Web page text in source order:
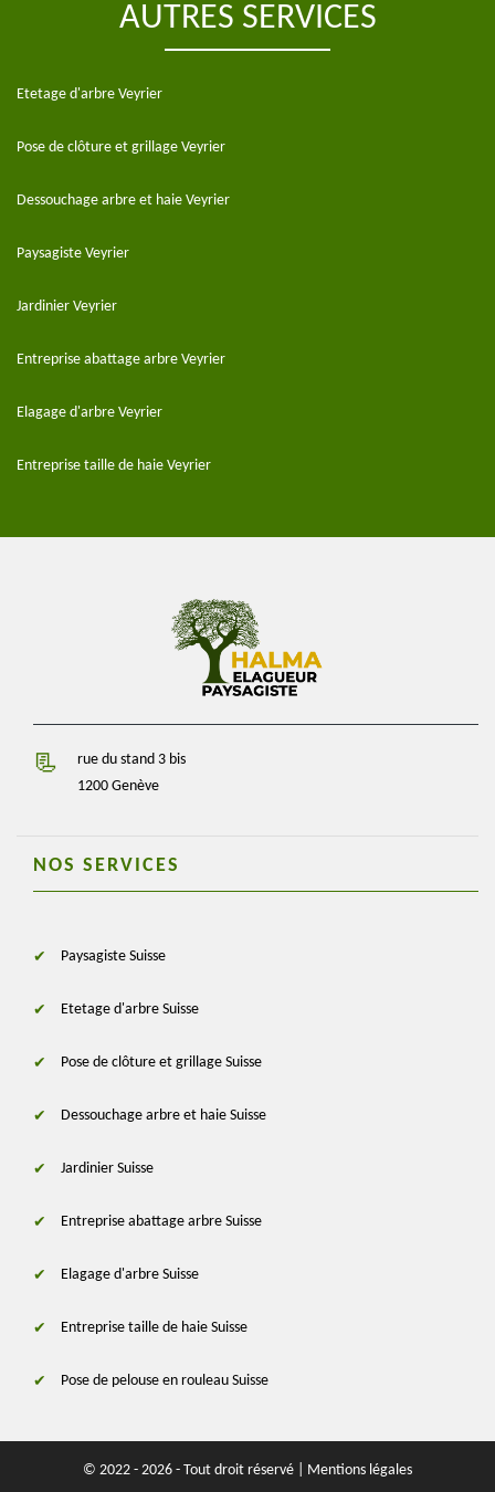
AUTRES SERVICES
Etetage d'arbre Veyrier
Pose de clôture et grillage Veyrier
Dessouchage arbre et haie Veyrier
Paysagiste Veyrier
Jardinier Veyrier
Entreprise abattage arbre Veyrier
Elagage d'arbre Veyrier
Entreprise taille de haie Veyrier
rue du stand 3 bis
1200 Genève
NOS SERVICES
Paysagiste Suisse
Etetage d'arbre Suisse
Pose de clôture et grillage Suisse
Dessouchage arbre et haie Suisse
Jardinier Suisse
Entreprise abattage arbre Suisse
Elagage d'arbre Suisse
Entreprise taille de haie Suisse
Pose de pelouse en rouleau Suisse
© 2022 - 2026 - Tout droit réservé | Mentions légales